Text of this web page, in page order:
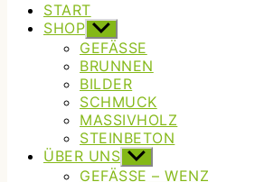
START
SHOP Untermenü
anzeigen
GEFÄSSE
BRUNNEN
BILDER
SCHMUCK
MASSIVHOLZ
STEINBETON
ÜBER UNS Untermenü
anzeigen
GEFÄSSE – WENZ